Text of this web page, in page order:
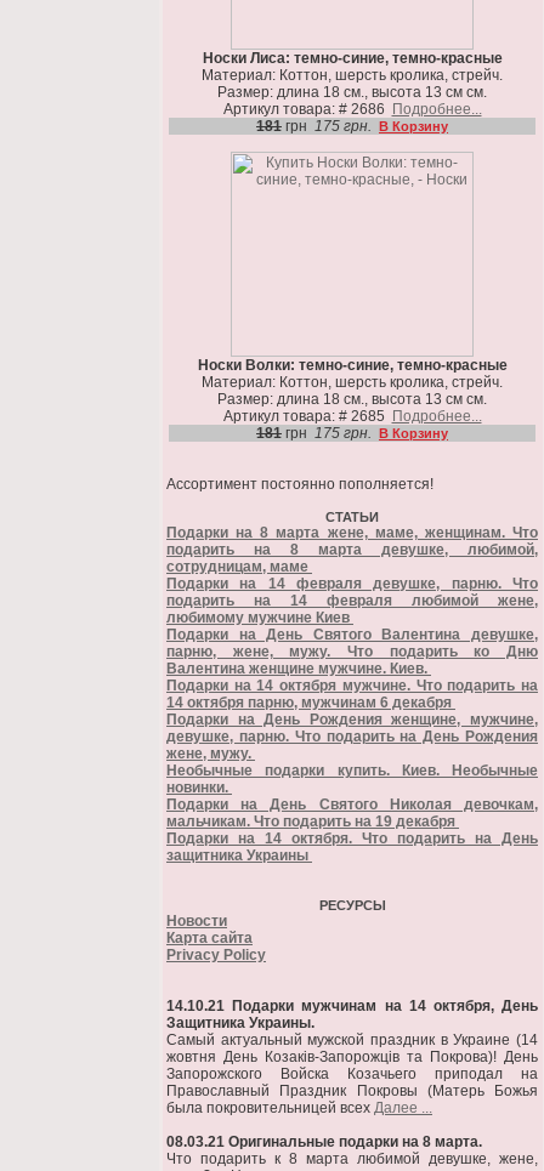
Носки Лиса: темно-синие, темно-красные
Материал: Коттон, шерсть кролика, стрейч.
Размер: длина 18 см., высота 13 см см.
Артикул товара: # 2686
Подробнее...
181 грн 175 грн. В Корзину
Носки Волки: темно-синие, темно-красные
Материал: Коттон, шерсть кролика, стрейч.
Размер: длина 18 см., высота 13 см см.
Артикул товара: # 2685
Подробнее...
181 грн 175 грн. В Корзину
Ассортимент постоянно пополняется!
СТАТЬИ
Подарки на 8 марта жене, маме, женщинам. Что
подарить на 8 марта девушке, любимой,
сотрудницам, маме
Подарки на 14 февраля девушке, парню. Что
подарить на 14 февраля любимой жене,
любимому мужчине Киев
Подарки на День Святого Валентина девушке,
парню, жене, мужу. Что подарить ко Дню
Валентина женщине мужчине. Киев.
Подарки на 14 октября мужчине. Что подарить на
14 октября парню, мужчинам 6 декабря
Подарки на День Рождения женщине, мужчине,
девушке, парню. Что подарить на День Рождения
жене, мужу.
Необычные подарки купить. Киев. Необычные
новинки.
Подарки на День Святого Николая девочкам,
мальчикам. Что подарить на 19 декабря
Подарки на 14 октября. Что подарить на День
защитника Украины
РЕСУРСЫ
Новости
Карта сайта
Privacy Policy
14.10.21 Подарки мужчинам на 14 октября, День
Защитника Украины.
Самый актуальный мужской праздник в Украине (14
жовтня День Козаків-Запорожців та Покрова)! День
Запорожского Войска Козачьего приподал на
Православный Праздник Покровы (Матерь Божья
была покровительницей всех Далее ...
08.03.21 Оригинальные подарки на 8 марта.
Что подарить к 8 марта любимой девушке, жене,